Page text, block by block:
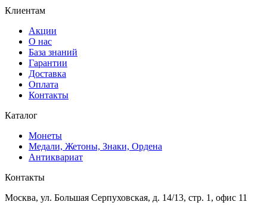
Клиентам
Акции
О нас
База знаний
Гарантии
Доставка
Оплата
Контакты
Каталог
Монеты
Медали, Жетоны, Знаки, Ордена
Антиквариат
Контакты
Москва, ул. Большая Серпуховская, д. 14/13, стр. 1, офис 11